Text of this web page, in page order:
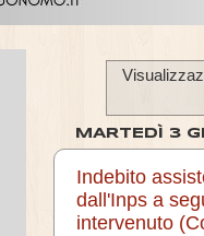
MARTEDÌ 3
Indebito
dall'Inps a
intervenuto